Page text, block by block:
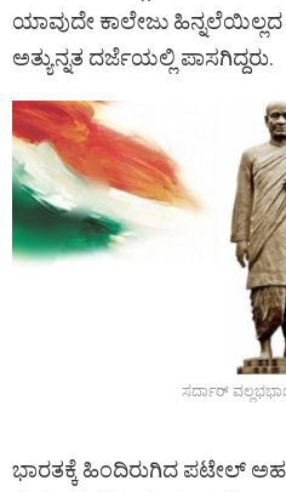
ಯಾವುದೇ ಕಾಲೇಜು
ಅತ್ಯುನ್ನತ ದರ್ಜೆಯಲ್ಲಿ ಪಾಸಗಿದ್ದರು.
ಸರ್ದಾರ್
ಭಾರತಕ್ಕೆ ಹಿಂದಿರುಗಿದ ಪಟೇಲ್